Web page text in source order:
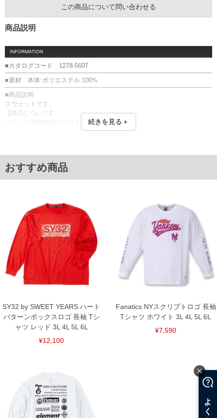
この商品について問い合わせる
商品説明
INFORMATION
■カタログコード 1278-5607
■素材 本体:ポリエステル 100%
■商品説明
スウェットです。
【商品について】
こちらは予約商品になります。
仕様、素材、及び画像のカラーが、実際に入荷する商品と若干異なる場
■サイズ表
サイズ/バスト/総丈/裾周り/裄丈/袖口
5L/156/82/140/95/26
6L/166/84/150/97/27
単位はcm
※【返品交換について】
返品交換希望の方は、商品到着後1週間以内にご連絡ください。
下着(肌着)やワイシャツは商品の性質上、返品交換不可とさせて頂いております。予め
ご了承くださいませ。
※【ボトムの裾上げをご希望の場合】
裾上げ料金は500円+税となります。
備考欄に股下●cmとご記入下さい。（裾上げ無料対象商品は1本につき税込6,000円以
尚、裾上げした商品は返品・交換不可となりますので、予めご了承下さい。
一部、お直しに対応出来ない商品がございます。(例：裾にファスナーや調節ひもが付
いている、極端なデザインが施されている等)
※商品によって若干のサイズの誤差がございます。また、お客様がご使用の環境（コ
ンピュータ画面）によって、商品の色味が若干異なる場合がございます。予めご了承
舗からのお取り寄せ等により、お客様にご迷惑をお掛けしてしまう場合がございま
す。そのようなことがない様最大限に努めておりますが、もしあった場合速やかにご
連絡させて頂きますので予めご了承ください。
続きを見る＋
おすすめ商品
SY32 by SWEET YEARS ハート
パターンボックスロゴ 長袖 Tシ
ャツ レッド 3L 4L 5L 6L
¥12,100
Fanatics NYスクリプトロゴ 長袖
Tシャツ ホワイト 3L 4L 5L 6L
¥7,590